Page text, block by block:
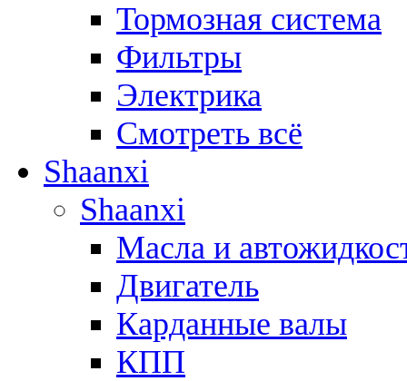
Тормозная система
Фильтры
Электрика
Смотреть всё
Shaanxi
Shaanxi
Масла и
Двигатель
Карданные валы
КПП